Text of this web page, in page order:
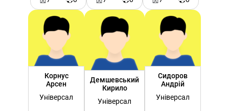
Корнус
Арсен
Універсал
Демшевський
Кирило
Універсал
Сидоров
Андрій
Універсал